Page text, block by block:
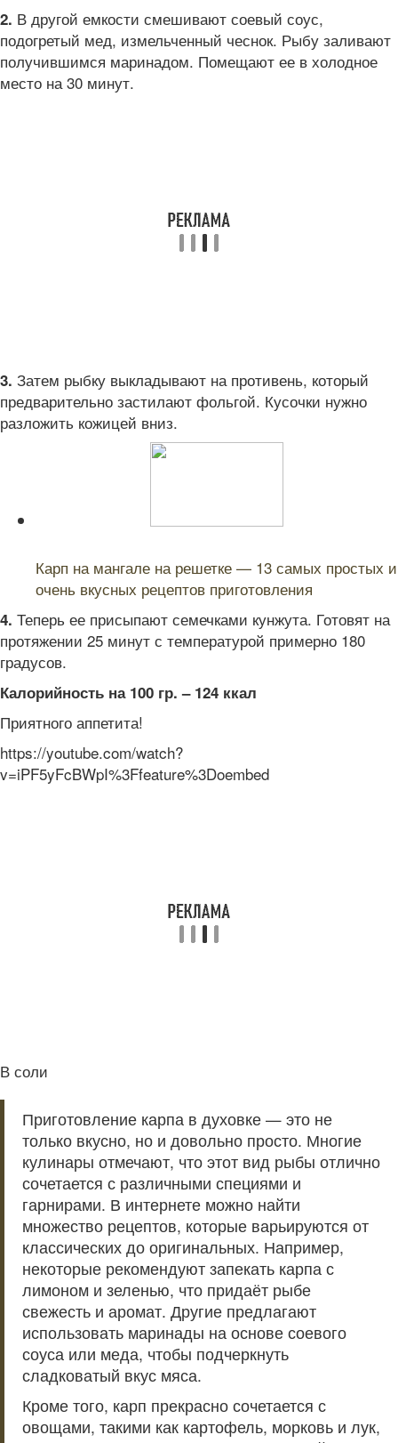
2. В другой емкости смешивают соевый соус,
подогретый мед, измельченный чеснок. Рыбу заливают
получившимся маринадом. Помещают ее в холодное
место на 30 минут.
3. Затем рыбку выкладывают на противень, который
предварительно застилают фольгой. Кусочки нужно
разложить кожицей вниз.
Карп на мангале на решетке — 13 самых простых и
очень вкусных рецептов приготовления
4. Теперь ее присыпают семечками кунжута. Готовят на
протяжении 25 минут с температурой примерно 180
градусов.
Калорийность на 100 гр. – 124 ккал
Приятного аппетита!
https://youtube.com/watch?
v=iPF5yFcBWpI%3Ffeature%3Doembed
В соли
Приготовление карпа в духовке — это не
только вкусно, но и довольно просто. Многие
кулинары отмечают, что этот вид рыбы отлично
сочетается с различными специями и
гарнирами. В интернете можно найти
множество рецептов, которые варьируются от
классических до оригинальных. Например,
некоторые рекомендуют запекать карпа с
лимоном и зеленью, что придаёт рыбе
свежесть и аромат. Другие предлагают
использовать маринады на основе соевого
соуса или меда, чтобы подчеркнуть
сладковатый вкус мяса.
Кроме того, карп прекрасно сочетается с
овощами, такими как картофель, морковь и лук,